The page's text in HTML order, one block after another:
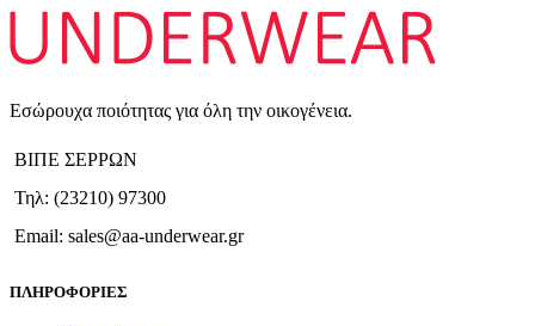
του
προϊόντος
Εσώρουχα ποιότητας για όλη την οικογένεια.
ΒΙΠΕ ΣΕΡΡΩΝ
Τηλ: (23210) 97300
Email: sales@aa-underwear.gr
ΠΛΗΡΟΦΟΡΙΕΣ